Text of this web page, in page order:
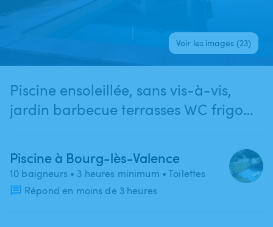
Voir les images (23)
Piscine ensoleillée, sans vis-à-vis,
jardin barbecue terrasses WC frigo
Piscine à Bourg-lès-Valence
10 baigneurs • 3 heures minimum • Toilettes
Répond en moins de 3 heures